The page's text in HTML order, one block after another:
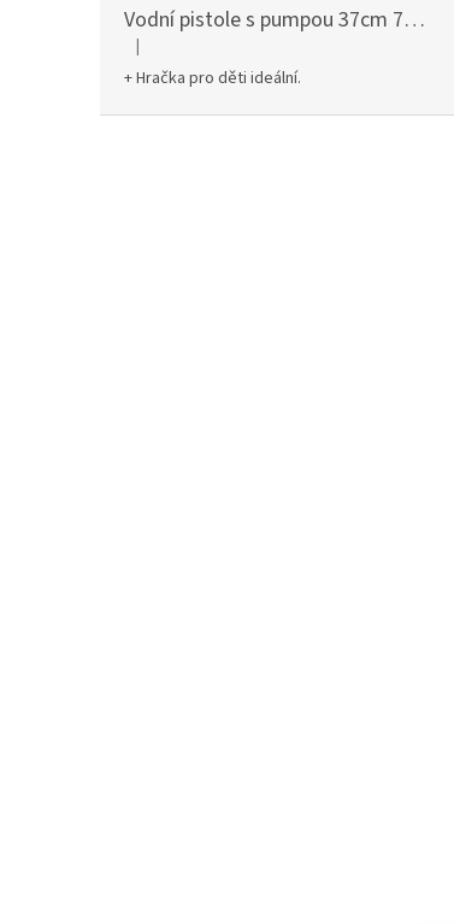
Vodní pistole s pumpou 37cm 78961
Hodnocení produktu je 5 z 5 hvězdiček.
|
+ Hračka pro děti ideální.